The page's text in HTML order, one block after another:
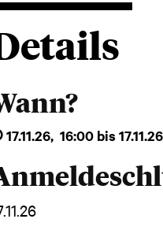
17.11.26, 16:00 bis